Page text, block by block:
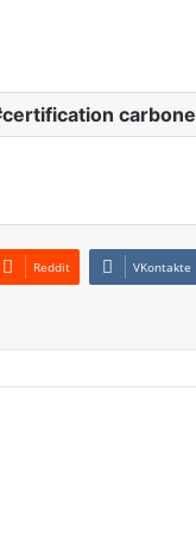
certification carbone
Reddit VKontakte